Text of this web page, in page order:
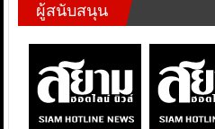
ผู้สนับสนุน